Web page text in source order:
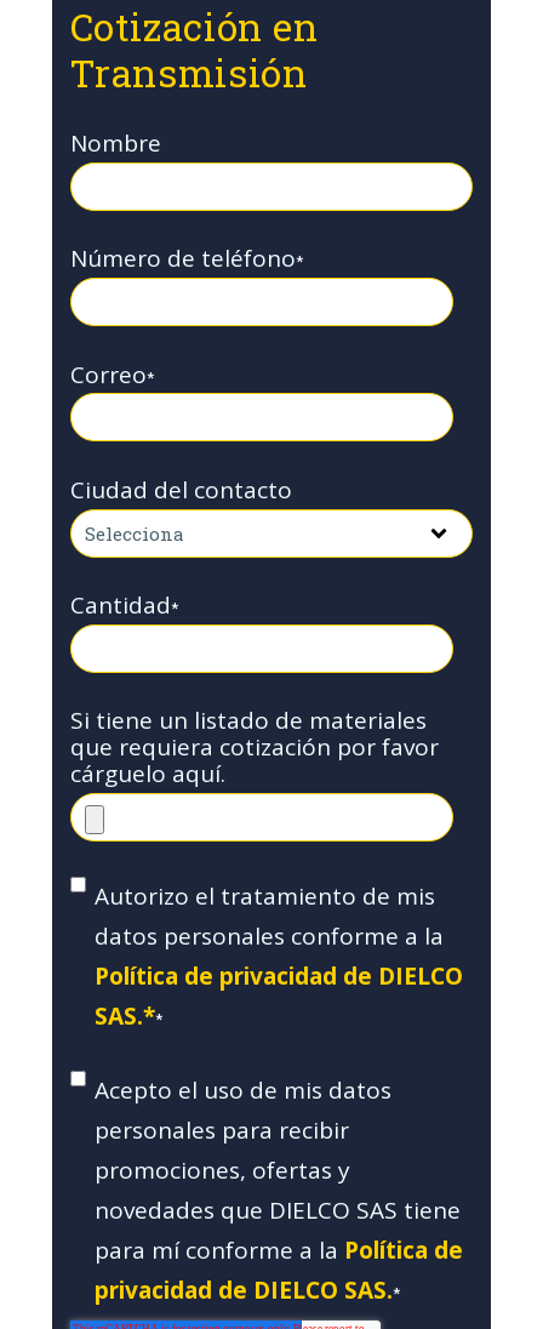
Cotización en
Transmisión
Nombre
Número de teléfono*
Correo*
Ciudad del contacto
Cantidad*
Si tiene un listado de materiales
que requiera cotización por favor
cárguelo aquí.
Autorizo el tratamiento de mis
datos personales conforme a la
Política de privacidad de DIELCO
SAS.**
Acepto el uso de mis datos
personales para recibir
promociones, ofertas y
novedades que DIELCO SAS tiene
para mí conforme a la Política de
privacidad de DIELCO SAS.*